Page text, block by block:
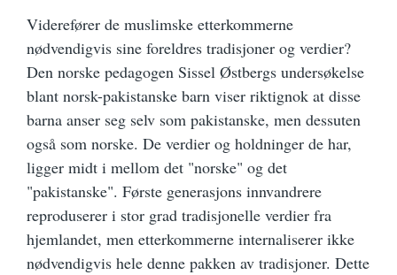
Viderefører de muslimske etterkommerne
nødvendigvis sine foreldres tradisjoner og verdier?
Den norske pedagogen Sissel Østbergs undersøkelse
blant norsk-pakistanske barn viser riktignok at disse
barna anser seg selv som pakistanske, men dessuten
også som norske. De verdier og holdninger de har,
ligger midt i mellom det "norske" og det
"pakistanske". Første generasjons innvandrere
reproduserer i stor grad tradisjonelle verdier fra
hjemlandet, men etterkommerne internaliserer ikke
nødvendigvis hele denne pakken av tradisjoner. Dette